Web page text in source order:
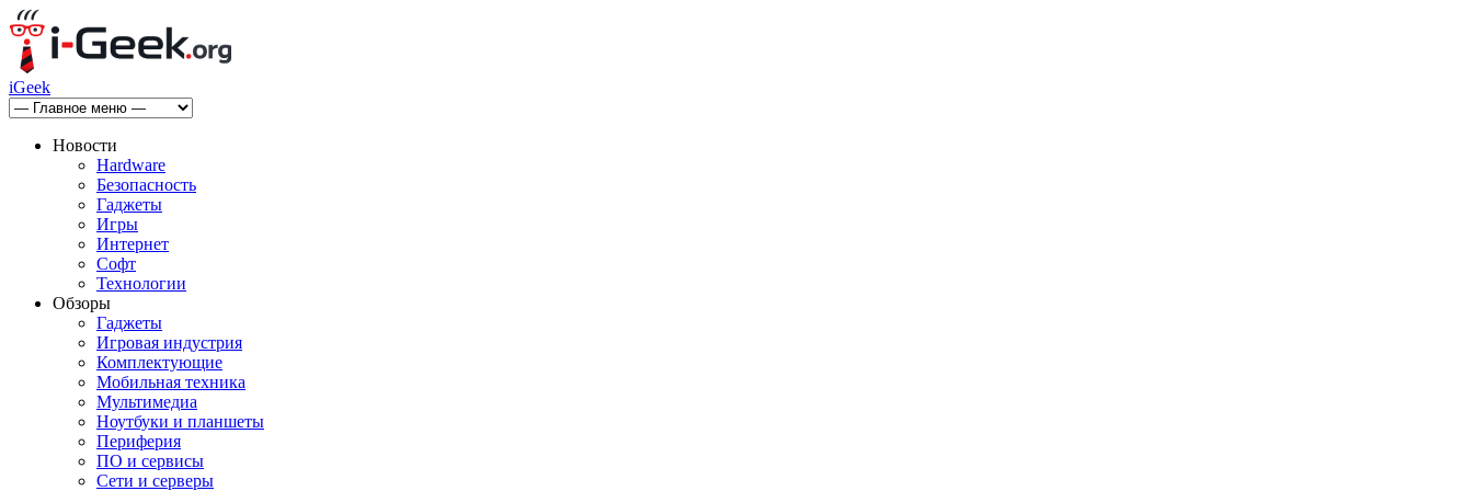
iGeek
Новости
Hardware
Безопасность
Гаджеты
Игры
Интернет
Софт
Технологии
Обзоры
Гаджеты
Игровая индустрия
Комплектующие
Мобильная техника
Мультимедиа
Ноутбуки и планшеты
Периферия
ПО и сервисы
Сети и серверы